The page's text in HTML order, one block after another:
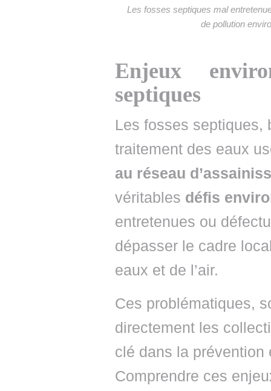
Les fosses septiques mal
de pollution
Enjeux
septiques
Les fosses septiques,
traitement des eaux
au réseau
véritables défis
entretenues ou
dépasser le cadre
eaux et de l’air.
Ces problématiques,
directement les
clé dans la
Comprendre ces